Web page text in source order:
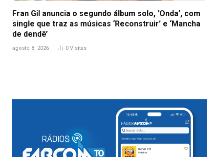
Fran Gil anuncia o segundo álbum solo, ‘Onda’, com
single que traz as músicas ‘Reconstruir’ e ‘Mancha
de dendê’
agosto 8, 2026 0 Visitas